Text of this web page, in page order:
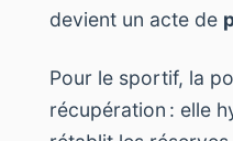
devient un acte de
Pour le sportif, la
récupération : elle